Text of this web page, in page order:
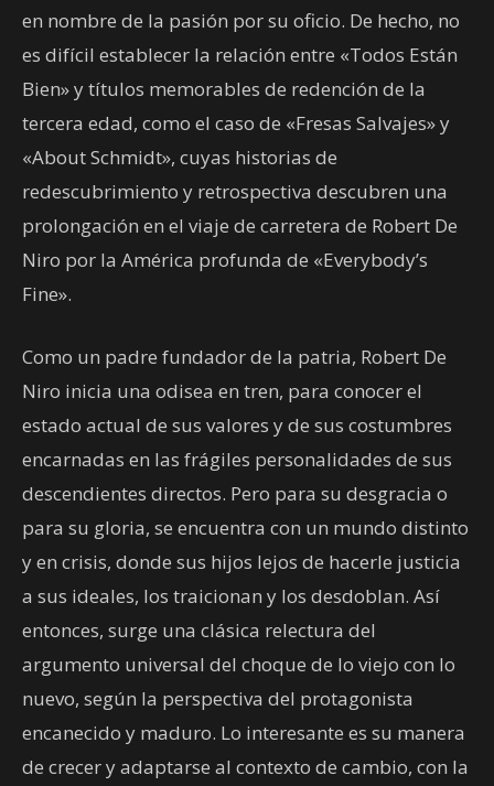
en nombre de la pasión por su oficio. De hecho, no
es difícil establecer la relación entre «Todos Están
Bien» y títulos memorables de redención de la
tercera edad, como el caso de «Fresas Salvajes» y
«About Schmidt», cuyas historias de
redescubrimiento y retrospectiva descubren una
prolongación en el viaje de carretera de Robert De
Niro por la América profunda de «Everybody’s
Fine».
Como un padre fundador de la patria, Robert De
Niro inicia una odisea en tren, para conocer el
estado actual de sus valores y de sus costumbres
encarnadas en las frágiles personalidades de sus
descendientes directos. Pero para su desgracia o
para su gloria, se encuentra con un mundo distinto
y en crisis, donde sus hijos lejos de hacerle justicia
a sus ideales, los traicionan y los desdoblan. Así
entonces, surge una clásica relectura del
argumento universal del choque de lo viejo con lo
nuevo, según la perspectiva del protagonista
encanecido y maduro. Lo interesante es su manera
de crecer y adaptarse al contexto de cambio, con la